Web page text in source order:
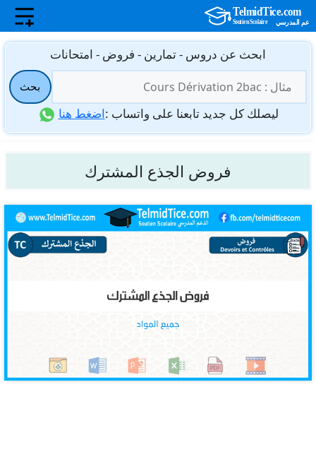
انتقل
المحتوى
ابحث عن دروس - تمارين - فروض - امتحانات
عن:
بحث
ليصلك كل جديد تابعنا على واتساب :اضغط هنا
فروض الجذع المشترك